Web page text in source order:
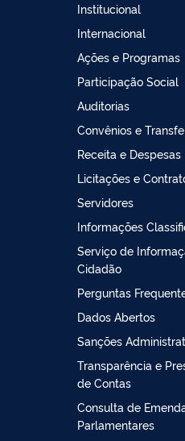
Institucional
Internacional
Ações e Programas
Participação Social
Auditorias
Convênios e
Receita e Despesas
Licitações e
Servidores
Informações
Serviço de
Cidadão
Perguntas
Dados Abertos
Sanções
Transparência e
de Contas
Consulta de
Parlamentares